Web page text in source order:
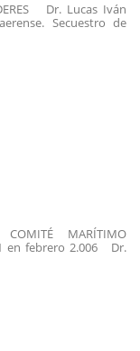
Dr. Lucas Iván
Secuestro de
MARÍTIMO
en febrero 2.006 Dr.